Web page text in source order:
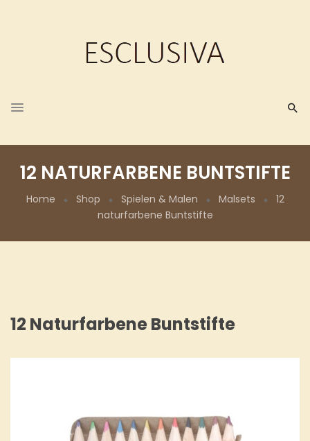
12 NATURFARBENE BUNTSTIFTE
Home Shop Spielen & Malen Malsets
12
naturfarbene Buntstifte
12 Naturfarbene Buntstifte